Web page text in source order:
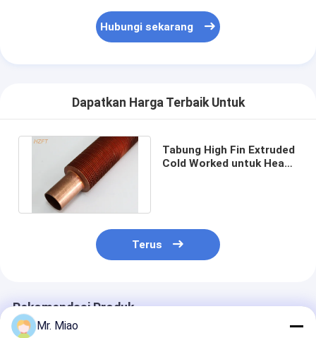
Hubungi sekarang
Dapatkan Harga Terbaik Untuk
Tabung High Fin Extruded
Cold Worked untuk Heat
Terus
Rekomendasi Produk
Mr. Miao